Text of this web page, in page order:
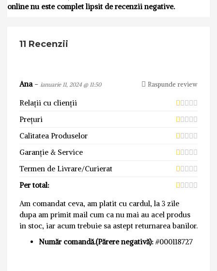
online nu este complet lipsit de recenzii negative.
11 Recenzii
Ana- ianuarie 11, 2024 @ 11:50 Raspunde review
Relații cu clienții
Prețuri
Calitatea Produselor
Garanție & Service
Termen de Livrare/Curierat
Per total:
Am comandat ceva, am platit cu cardul, la 3 zile
dupa am primit mail cum ca nu mai au acel produs
in stoc, iar acum trebuie sa astept returnarea banilor.
Număr comandă.(Părere negativă): #000118727